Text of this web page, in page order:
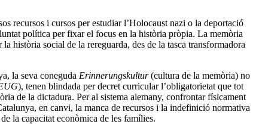
recursos i cursos per estudiar l’Holocaust nazi o la deportació
política per fixar el focus en la història pròpia. La memòria
història social de la rereguarda, des de la tasca transformadora
la seva coneguda Erinnerungskultur(cultura de la memòria) no
), tenen blindada per decret curricular l’obligatorietat que tot
de la dictadura. Per al sistema alemany, confrontar físicament
en canvi, la manca de recursos i la indefinició normativa
la capacitat econòmica de les famílies.